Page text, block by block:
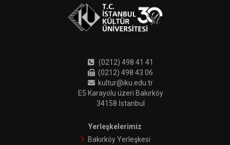
(0212) 498 41 41
(0212) 498 43 06
kultur@iku.edu.tr
E5 Karayolu üzeri Bakırköy
34158 İstanbul
Yerleşkelerimiz
Bakırköy Yerleşkesi